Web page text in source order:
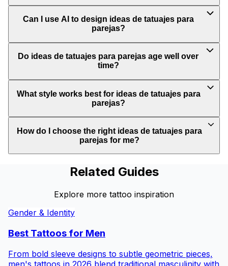
Can I use AI to design ideas de tatuajes para
parejas?
Do ideas de tatuajes para parejas age well over
time?
What style works best for ideas de tatuajes para
parejas?
How do I choose the right ideas de tatuajes para
parejas for me?
Related Guides
Explore more tattoo inspiration
Gender & Identity
Best Tattoos for Men
From bold sleeve designs to subtle geometric pieces,
men's tattoos in 2026 blend traditional masculinity with